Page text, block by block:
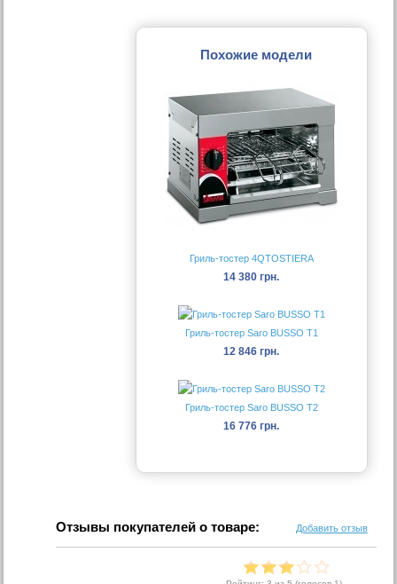
Похожие модели
Гриль-тостер 4QTOSTIERA
14 380 грн.
Гриль-тостер Saro BUSSO T1
12 846 грн.
Гриль-тостер Saro BUSSO T2
16 776 грн.
Отзывы покупателей о товаре: Добавить отзыв